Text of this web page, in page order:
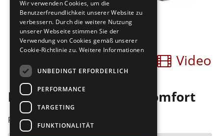
Brautschuhe
Sneaker
Übergrößen 43-44
Flexerinas
Merlet
Nueva Epoca
RayRose
Rummos
Rumpf
Bilder Video
Diamant 107-013-001 comfort
Passt am besten bei Fußweite:
Wir verwenden Cookies, um die
Benutzerfreundlichkeit unserer Website zu
verbessern. Durch die weitere Nutzung
unserer Webseite stimmen Sie der
Verwendung von Cookies gemäß unserer
Cookie-Richtlinie zu. Weitere Informationen
UNBEDINGT ERFORDERLICH
PERFORMANCE
TARGETING
FUNKTIONALITÄT